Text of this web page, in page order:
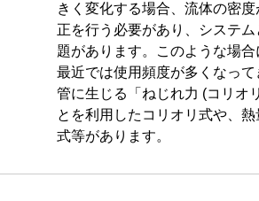
きく変化する場合、流体の密
正を行う必要があり、システ
題があります。このような場
最近では使用頻度が多くなっ
管に生じる「ねじれ力 (コリオ
とを利用したコリオリ式や、
式等があります。